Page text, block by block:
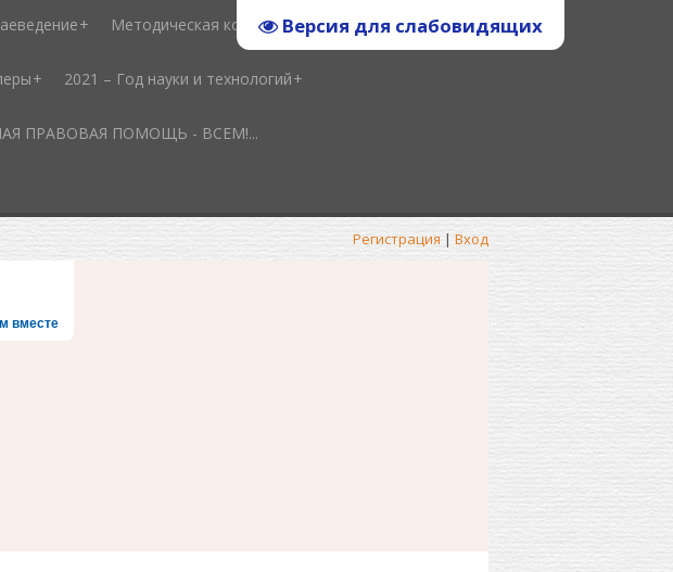
Версия для слабовидящих
Методическая копилка
2021 – Год науки и технологий
ПРАВОВАЯ ПОМОЩЬ - ВСЕМ!...
Регистрация | Вход
вместе